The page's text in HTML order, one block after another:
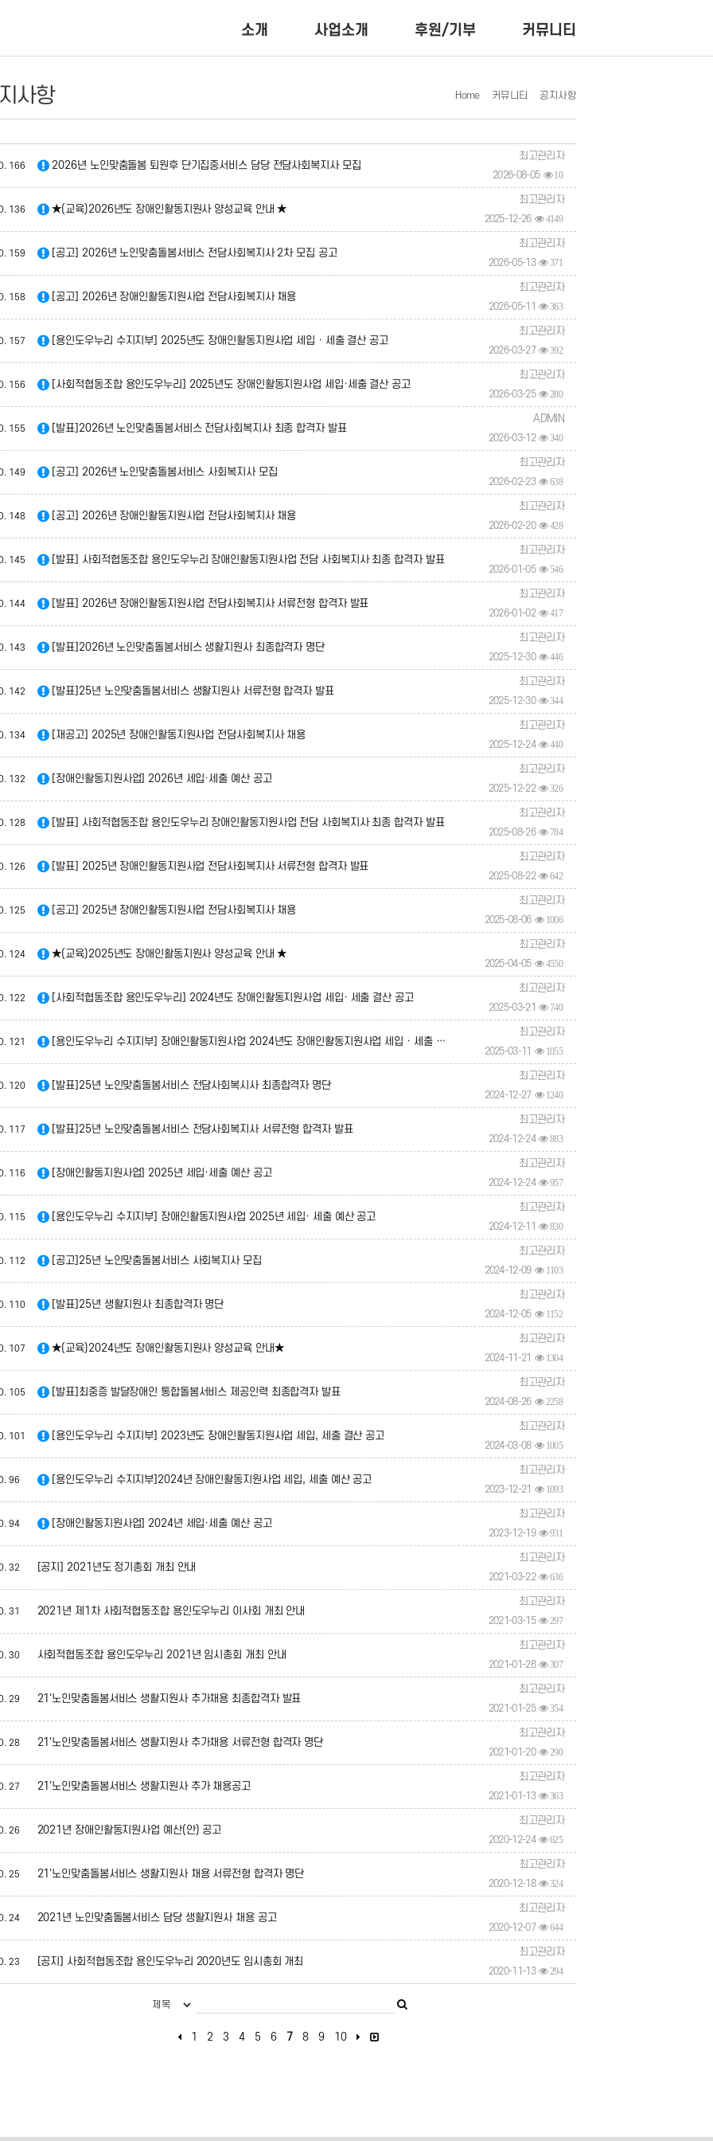
소개 사업소개 후원/기부 커뮤니티
사항 Home 커뮤니티 공지사항
166 2026년 노인맞춤돌봄 퇴원후 단기집중서비스 담당 전담사회복지사 모집
최고관리자
2026-08-05 10
136 ★(교육)2026년도 장애인활동지원사 양성교육 안내 ★
최고관리자
2025-12-26 4149
159 [공고] 2026년 노인맞춤돌봄서비스 전담사회복지사 2차 모집 공고
최고관리자
2026-05-13 371
158 [공고] 2026년 장애인활동지원사업 전담사회복지사 채용
최고관리자
2026-05-11 363
157 [용인도우누리 수지지부] 2025년도 장애인활동지원사업 세입 · 세출 결산 공고
최고관리자
2026-03-27 392
156 [사회적협동조합 용인도우누리] 2025년도 장애인활동지원사업 세입·세출 결산 공고
최고관리자
2026-03-25 280
155 [발표]2026년 노인맞춤돌봄서비스 전담사회복지사 최종 합격자 발표
ADMIN
2026-03-12 340
149 [공고] 2026년 노인맞춤돌봄서비스 사회복지사 모집
최고관리자
2026-02-23 638
148 [공고] 2026년 장애인활동지원사업 전담사회복지사 채용
최고관리자
2026-02-20 428
145 [발표] 사회적협동조합 용인도우누리 장애인활동지원사업 전담 사회복지사 최종 합격자 발표
최고관리자
2026-01-05 546
144 [발표] 2026년 장애인활동지원사업 전담사회복지사 서류전형 합격자 발표
최고관리자
2026-01-02 417
143 [발표]2026년 노인맞춤돌봄서비스 생활지원사 최종합격자 명단
최고관리자
2025-12-30 446
142 [발표]25년 노인맞춤돌봄서비스 생활지원사 서류전형 합격자 발표
최고관리자
2025-12-30 344
134 [재공고] 2025년 장애인활동지원사업 전담사회복지사 채용
최고관리자
2025-12-24 440
132 [장애인활동지원사업] 2026년 세입·세출 예산 공고
최고관리자
2025-12-22 326
128 [발표] 사회적협동조합 용인도우누리 장애인활동지원사업 전담 사회복지사 최종 합격자 발표
최고관리자
2025-08-26 784
126 [발표] 2025년 장애인활동지원사업 전담사회복지사 서류전형 합격자 발표
최고관리자
2025-08-22 642
125 [공고] 2025년 장애인활동지원사업 전담사회복지사 채용
최고관리자
2025-08-06 1006
124 ★(교육)2025년도 장애인활동지원사 양성교육 안내 ★
최고관리자
2025-04-05 4550
122 [사회적협동조합 용인도우누리] 2024년도 장애인활동지원사업 세입· 세출 결산 공고
최고관리자
2025-03-21 740
121 [용인도우누리 수지지부] 장애인활동지원사업 2024년도 장애인활동지원사업 세입 · 세출 결산 공고
최고관리자
2025-03-11 1055
120 [발표]25년 노인맞춤돌봄서비스 전담사회복시사 최종합격자 명단
최고관리자
2024-12-27 1240
117 [발표]25년 노인맞춤돌봄서비스 전담사회복지사 서류전형 합격자 발표
최고관리자
2024-12-24 883
116 [장애인활동지원사업] 2025년 세입·세출 예산 공고
최고관리자
2024-12-24 957
115 [용인도우누리 수지지부] 장애인활동지원사업 2025년 세입· 세출 예산 공고
최고관리자
2024-12-11 830
112 [공고]25년 노인맞춤돌봄서비스 사회복지사 모집
최고관리자
2024-12-09 1103
110 [발표]25년 생활지원사 최종합격자 명단
최고관리자
2024-12-05 1152
107 ★(교육)2024년도 장애인활동지원사 양성교육 안내★
최고관리자
2024-11-21 1304
105 [발표]최중증 발달장애인 통합돌봄서비스 제공인력 최종합격자 발표
최고관리자
2024-08-26 2258
101 [용인도우누리 수지지부] 2023년도 장애인활동지원사업 세입, 세출 결산 공고
최고관리자
2024-03-08 1005
96 [용인도우누리 수지지부]2024년 장애인활동지원사업 세입, 세출 예산 공고
최고관리자
2023-12-21 1093
94 [장애인활동지원사업] 2024년 세입·세출 예산 공고
최고관리자
2023-12-19 931
32 [공지] 2021년도 정기총회 개최 안내
최고관리자
2021-03-22 636
31 2021년 제1차 사회적협동조합 용인도우누리 이사회 개최 안내
최고관리자
2021-03-15 297
30 사회적협동조합 용인도우누리 2021년 임시총회 개최 안내
최고관리자
2021-01-28 307
29 21'노인맞춤돌봄서비스 생활지원사 추가채용 최종합격자 발표
최고관리자
2021-01-25 354
28 21'노인맞춤돌봄서비스 생활지원사 추가채용 서류전형 합격자 명단
최고관리자
2021-01-20 290
27 21'노인맞춤돌봄서비스 생활지원사 추가 채용공고
최고관리자
2021-01-13 363
26 2021년 장애인활동지원사업 예산(안) 공고
최고관리자
2020-12-24 625
25 21'노인맞춤돌봄서비스 생활지원사 채용 서류전형 합격자 명단
최고관리자
2020-12-18 324
24 2021년 노인맞춤돌봄서비스 담당 생활지원사 채용 공고
최고관리자
2020-12-07 644
23 [공지] 사회적협동조합 용인도우누리 2020년도 임시총회 개최
최고관리자
2020-11-13 294
1 2 3 4 5 6 7 8 9 10